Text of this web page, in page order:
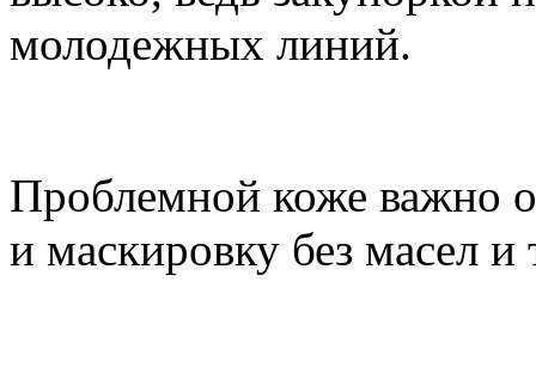
молодежных линий.
Проблемной коже важно
и маскировку без масел и